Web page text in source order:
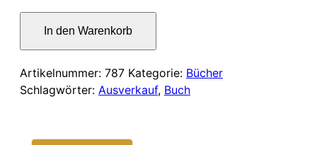
war:
44,00 €
Deutsch
Menge
In den Warenkorb
Artikelnummer: 787 Kategorie: Bücher
Schlagwörter: Ausverkauf, Buch